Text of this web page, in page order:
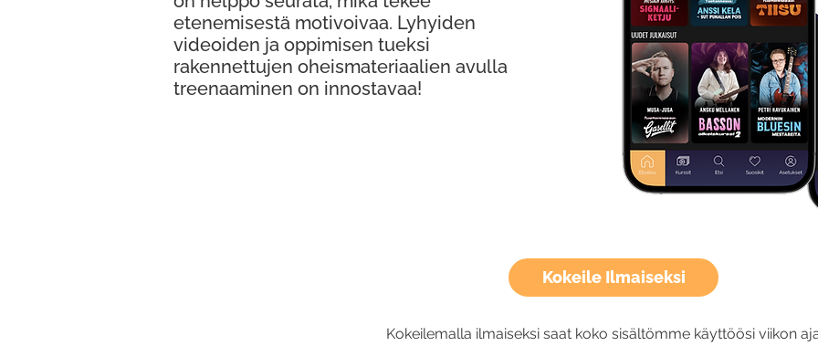
Kokeile Ilmaiseksi
Kokeilemalla ilmaiseksi saat koko sisältömme käyttöösi viikon
etenemisestä motivoivaa. Lyhyiden
videoiden ja oppimisen tueksi
rakennettujen oheismateriaalien avulla
treenaaminen on innostavaa!